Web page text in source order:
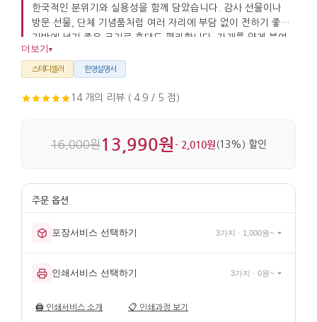
한국적인 분위기와 실용성을 함께 담았습니다. 감사 선물이나
방문 선물, 단체 기념품처럼 여러 자리에 부담 없이 전하기 좋고,
가방에 넣기 좋은 크기로 휴대도 편리합니다. 자개를 얇게 붙여
완성한 표면은 디테일이 살아 있습니다.
더보기 ▾
스테디셀러 한영설명서
14 개의 리뷰 ( 4.9 / 5 점)
16,000원13,990원- 2,010원 (13%) 할인
포장서비스 선택하기 3가지 · 1,000원~
인쇄서비스 선택하기 3가지 · 0원~
🖨️ 인쇄서비스 소개 📋 인쇄과정 보기